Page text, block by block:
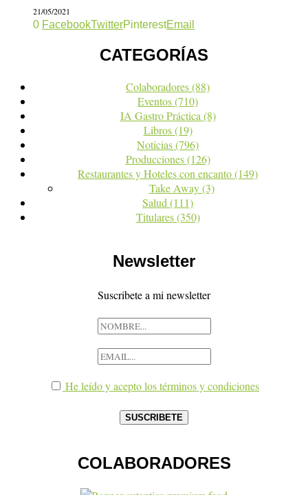
21/05/2021
0 FacebookTwitterPinterestEmail
CATEGORÍAS
Colaboradores(88)
Eventos(710)
IA Gastro Práctica (8)
Libros(19)
Noticias(796)
Producciones(126)
Restaurantes y Hoteles con encanto(149)
Take Away(3)
Salud (111)
Titulares(350)
Newsletter
Suscribete a mi newsletter
He leído y acepto los términos y condiciones
COLABORADORES